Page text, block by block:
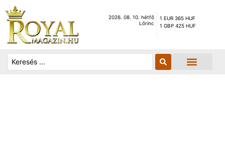
2026. 08. 10. hétfő
Lőrinc
1 EUR 365 HUF
1 GBP 425 HUF